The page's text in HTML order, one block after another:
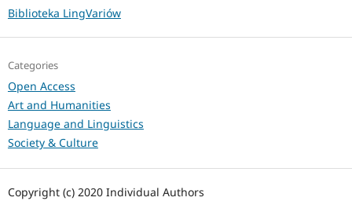
Biblioteka LingVariów
Categories
Open Access
Art and Humanities
Language and Linguistics
Society & Culture
Copyright (c) 2020 Individual Authors